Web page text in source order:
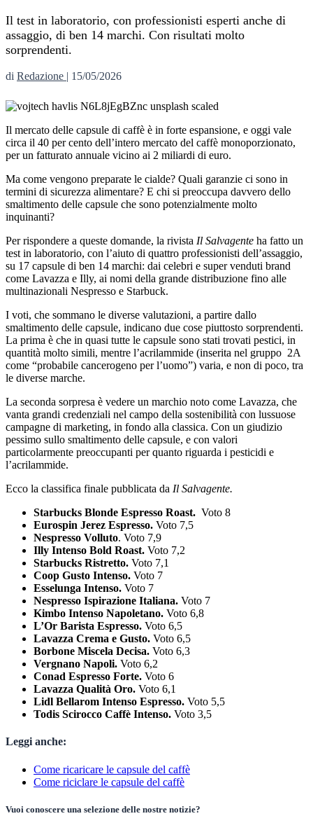
Il test in laboratorio, con professionisti esperti anche di
assaggio, di ben 14 marchi. Con risultati molto
sorprendenti.
di Redazione | 15/05/2026
Il mercato delle capsule di caffè è in forte espansione, e oggi vale
circa il 40 per cento dell’intero mercato del caffè monoporzionato,
per un fatturato annuale vicino ai 2 miliardi di euro.
Ma come vengono preparate le cialde? Quali garanzie ci sono in
termini di sicurezza alimentare? E chi si preoccupa davvero dello
smaltimento delle capsule che sono potenzialmente molto
inquinanti?
Per rispondere a queste domande, la rivista Il Salvagente ha fatto un
test in laboratorio, con l’aiuto di quattro professionisti dell’assaggio,
su 17 capsule di ben 14 marchi: dai celebri e super venduti brand
come Lavazza e Illy, ai nomi della grande distribuzione fino alle
multinazionali Nespresso e Starbuck.
I voti, che sommano le diverse valutazioni, a partire dallo
smaltimento delle capsule, indicano due cose piuttosto sorprendenti.
La prima è che in quasi tutte le capsule sono stati trovati pestici, in
quantità molto simili, mentre l’acrilammide (inserita nel gruppo 2A
come “probabile cancerogeno per l’uomo”) varia, e non di poco, tra
le diverse marche.
La seconda sorpresa è vedere un marchio noto come Lavazza, che
vanta grandi credenziali nel campo della sostenibilità con lussuose
campagne di marketing, in fondo alla classica. Con un giudizio
pessimo sullo smaltimento delle capsule, e con valori
particolarmente preoccupanti per quanto riguarda i pesticidi e
l’acrilammide.
Ecco la classifica finale pubblicata da Il Salvagente.
Starbucks Blonde Espresso Roast. Voto 8
Eurospin Jerez Espresso. Voto 7,5
Nespresso Volluto. Voto 7,9
Illy Intenso Bold Roast. Voto 7,2
Starbucks Ristretto. Voto 7,1
Coop Gusto Intenso. Voto 7
Esselunga Intenso. Voto 7
Nespresso Ispirazione Italiana. Voto 7
Kimbo Intenso Napoletano. Voto 6,8
L’Or Barista Espresso. Voto 6,5
Lavazza Crema e Gusto. Voto 6,5
Borbone Miscela Decisa. Voto 6,3
Vergnano Napoli. Voto 6,2
Conad Espresso Forte. Voto 6
Lavazza Qualità Oro. Voto 6,1
Lidl Bellarom Intenso Espresso. Voto 5,5
Todis Scirocco Caffè Intenso. Voto 3,5
Leggi anche:
Come ricaricare le capsule del caffè
Come riciclare le capsule del caffè
Vuoi conoscere una selezione delle nostre notizie?